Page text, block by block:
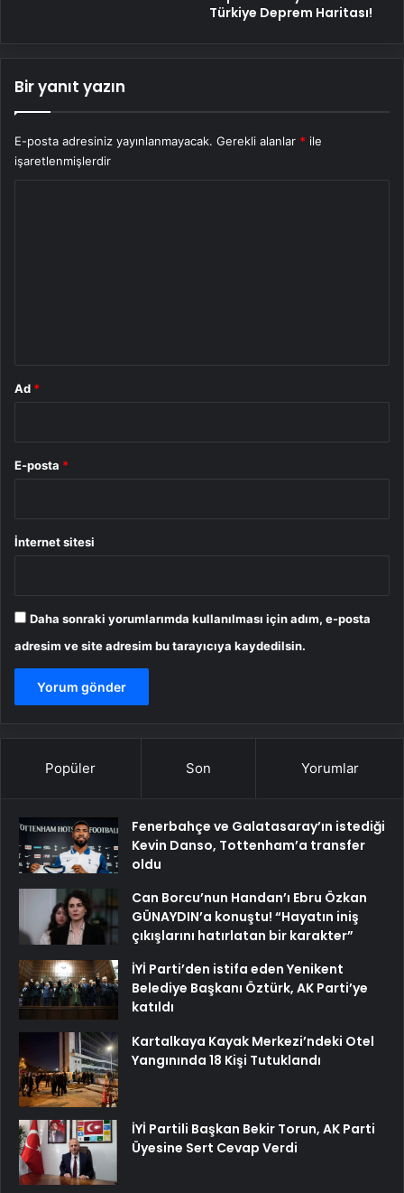
Türkiye Deprem Haritası!
Bir yanıt yazın
E-posta adresiniz yayınlanmayacak. Gerekli alanlar * ile
işaretlenmişlerdir
Ad *
E-posta *
İnternet sitesi
Daha sonraki yorumlarımda kullanılması için adım, e-posta
adresim ve site adresim bu tarayıcıya kaydedilsin.
Popüler Son Yorumlar
Fenerbahçe ve Galatasaray’ın istediği
Kevin Danso, Tottenham’a transfer
oldu
Can Borcu’nun Handan’ı Ebru Özkan
GÜNAYDIN’a konuştu! “Hayatın iniş
çıkışlarını hatırlatan bir karakter”
İYİ Parti’den istifa eden Yenikent
Belediye Başkanı Öztürk, AK Parti’ye
katıldı
Kartalkaya Kayak Merkezi’ndeki Otel
Yangınında 18 Kişi Tutuklandı
İYİ Partili Başkan Bekir Torun, AK Parti
Üyesine Sert Cevap Verdi